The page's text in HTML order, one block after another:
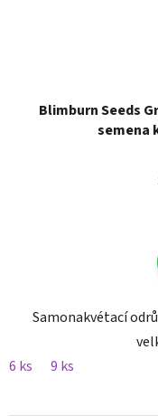
Blimburn Seeds
semena
Samonakvétací
6 ks
9 ks